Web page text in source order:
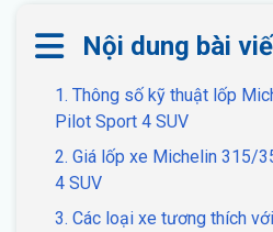
Nội dung bài
1. Thông số kỹ thuật lốp
Pilot Sport 4 SUV
2. Giá lốp xe Michelin 315/
4 SUV
3. Các loại xe tương thích